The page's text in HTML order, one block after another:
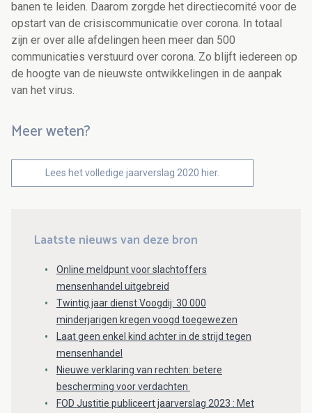
banen te leiden. Daarom zorgde het directiecomité voor de
opstart van de crisiscommunicatie over corona. In totaal
zijn er over alle afdelingen heen meer dan 500
communicaties verstuurd over corona. Zo blijft iedereen op
de hoogte van de nieuwste ontwikkelingen in de aanpak
van het virus.
Meer weten?
Lees het volledige jaarverslag 2020 hier.
Laatste nieuws van deze bron
Online meldpunt voor slachtoffers
mensenhandel uitgebreid
Twintig jaar dienst Voogdij: 30 000
minderjarigen kregen voogd toegewezen
Laat geen enkel kind achter in de strijd tegen
mensenhandel
Nieuwe verklaring van rechten: betere
bescherming voor verdachten
FOD Justitie publiceert jaarverslag 2023 : Met